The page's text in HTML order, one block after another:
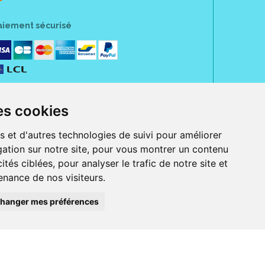
cookies
et d'autres technologies de suivi pour améliorer
sur notre site, pour vous montrer un contenu
ciblées, pour analyser le trafic de notre site et
de nos visiteurs.
mes préférences
sécurisé
Jeanne d' Harcourt, 80300 Albert.
ordonnance.
et iPod touch), ou sur Google Play (pour Androïd 5.0 ou version
Bancontact, PayPal.